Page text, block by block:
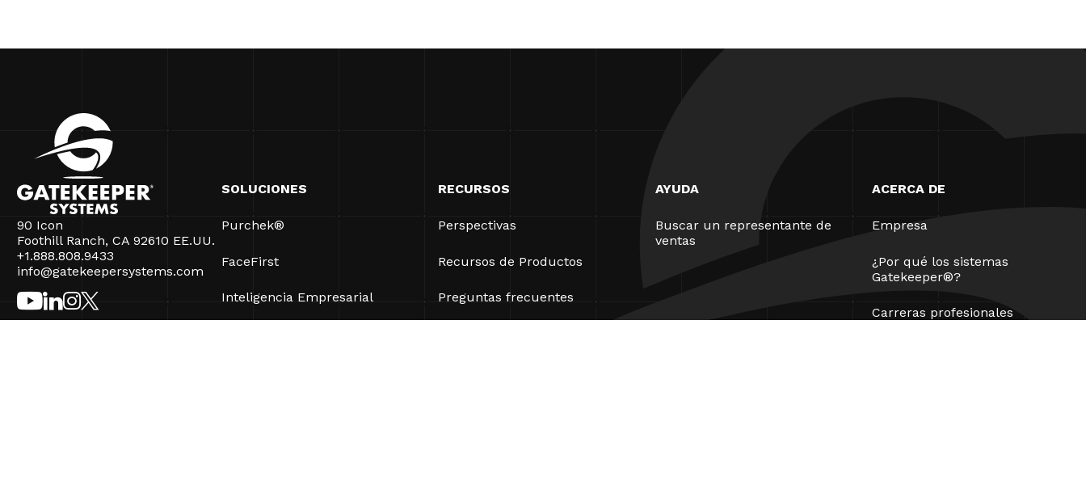
90 Icon
Foothill Ranch, CA 92610 EE.UU.
+1.888.808.9433
info@gatekeepersystems.com
SOLUCIONES
Purchek®
FaceFirst
Inteligencia Empresarial
RECURSOS
Perspectivas
Recursos de Productos
Preguntas frecuentes
AYUDA
Buscar un representante de
ventas
ACERCA DE
Empresa
¿Por qué los sistemas
Gatekeeper®?
Carreras profesionales